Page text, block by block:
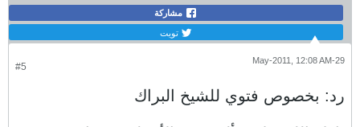
مشاركة
تويت
#5
29-May-2011, 12:08 AM
رد: بخصوص فتوي للشيخ البراك